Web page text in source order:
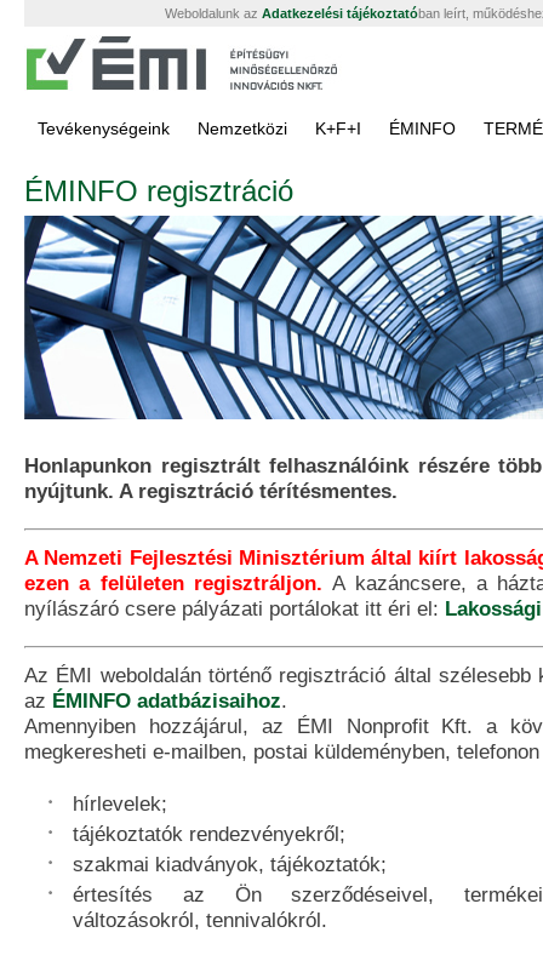
Weboldalunk az Adatkezelési tájékoztatóban leírt,
Tevékenységeink Nemzetközi K+F+I ÉMINFO
ÉMINFO regisztráció
Honlapunkon regisztrált felhasználóink részére
nyújtunk. A regisztráció térítésmentes.
A Nemzeti Fejlesztési Minisztérium által kiírt
ezen a felületen regisztráljon.A kazáncsere, a
nyílászáró csere pályázati portálokat itt éri el:
Az ÉMI weboldalán történő regisztráció által szélesebb
az ÉMINFO adatbázisaihoz.
Amennyiben hozzájárul, az ÉMI Nonprofit Kft. a
megkeresheti e-mailben, postai küldeményben,
hírlevelek;
tájékoztatók rendezvényekről;
szakmai kiadványok, tájékoztatók;
értesítés az Ön szerződéseivel,
változásokról, tennivalókról.